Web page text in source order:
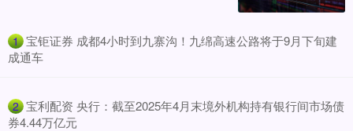
1 ​宝钜证券 成都4小时到九寨沟！九绵高速公路将于9月下旬建
成通车
2 ​宝利配资 央行：截至2025年4月末境外机构持有银行间市场债
券4.44万亿元